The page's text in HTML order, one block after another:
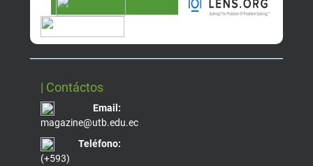
| Contáctos
Email:
magazine@utb.edu.ec
Teléfono:
(+593)